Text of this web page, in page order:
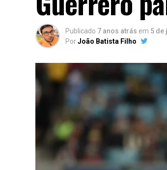
Publicado 7 anos atrás em 5 de
PorJoão Batista Filho